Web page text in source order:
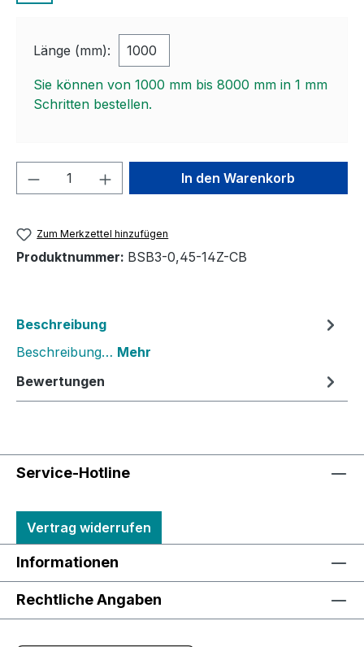
Länge (mm):
Sie können von 1000 mm bis 8000 mm in 1 mm
Schritten bestellen.
Produkt Anzahl: Gib denIn den Warenkorb
Zum Merkzettel hinzufügen
Produktnummer: BSB3-0,45-14Z-CB
Beschreibung
Beschreibung… Mehr
Bewertungen
Service-Hotline
Vertrag widerrufen
Informationen
Rechtliche Angaben